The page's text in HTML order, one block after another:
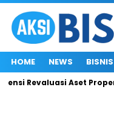
HOME NEWS BISNIS
Aset Properti